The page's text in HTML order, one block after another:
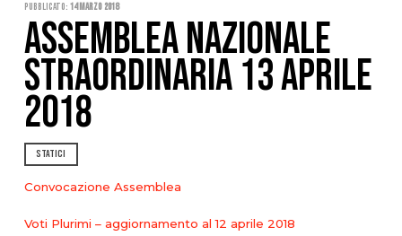
Pubblicato: 14 Marzo 2018
ASSEMBLEA NAZIONALE
STRAORDINARIA 13 APRILE
2018
STATICI
Convocazione Assemblea
Voti Plurimi – aggiornamento al 12 aprile 2018